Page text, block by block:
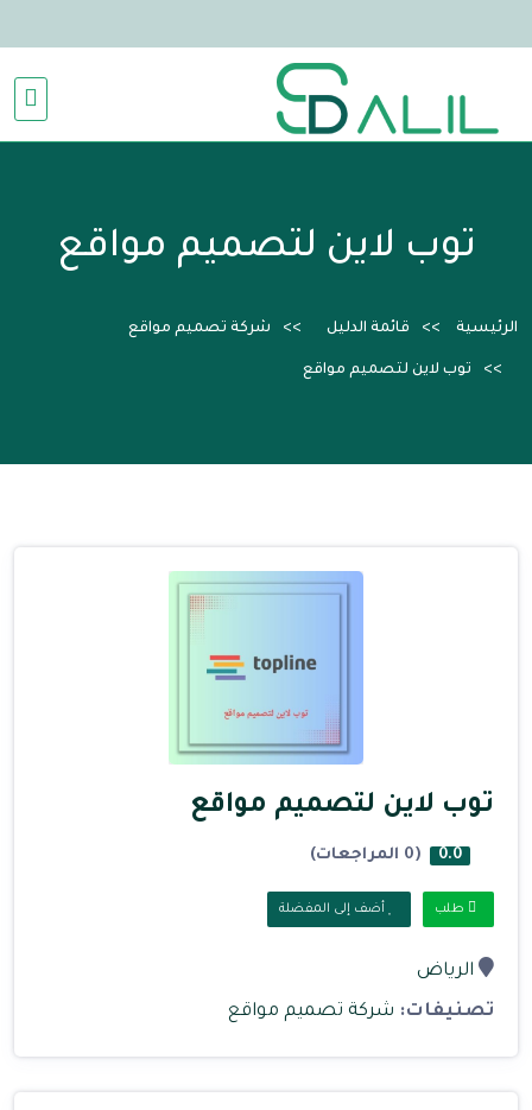
توب لاين لتصميم مواقع
الرئيسية قائمة الدليل شركة تصميم مواقع
توب لاين لتصميم مواقع
توب لاين لتصميم مواقع
0.0 (0 المراجعات)
طلب أضف إلى المفضلة
الرياض
تصنيفات: شركة تصميم مواقع